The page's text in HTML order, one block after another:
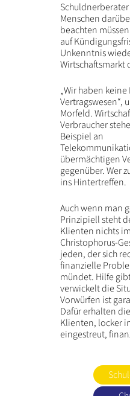
Menschen
beachten
auf
Unkenntnis
Wirtschaftsmarkt
„Wir haben
Vertragswesen“,
Morfeld.
Verbraucher
Beispiel an
übermächtigen
gegenüber. Wer
ins Hintertreffen.
Auch wenn man
Prinzipiell steht
Klienten nichts
Christophorus-
jeden, der sich
finanzielle
mündet. Hilfe
verwickelt die
Vorwürfen ist
Dafür erhalten
Klienten, locker
eingestreut,